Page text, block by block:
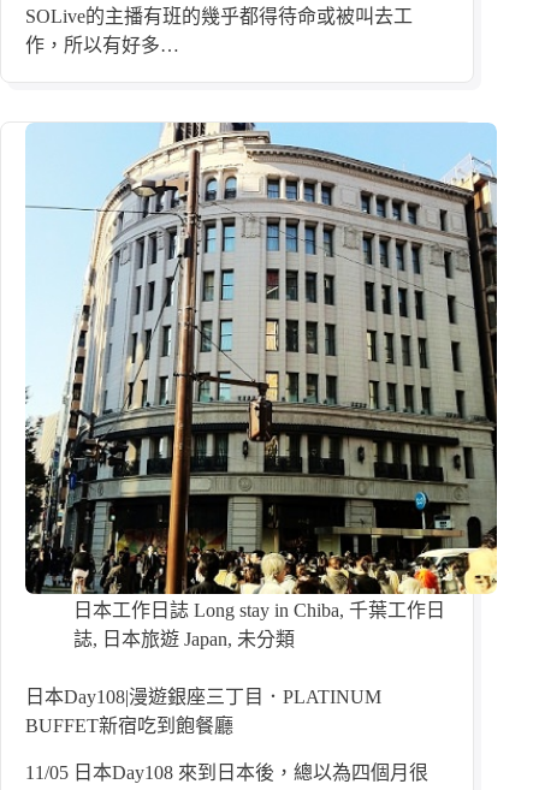
SOLive的主播有班的幾乎都得待命或被叫去工
作，所以有好多…
日本工作日誌 Long stay in Chiba, 千葉工作日
誌, 日本旅遊 Japan, 未分類
日本Day108|漫遊銀座三丁目．PLATINUM
BUFFET新宿吃到飽餐廳
11/05 日本Day108 來到日本後，總以為四個月很